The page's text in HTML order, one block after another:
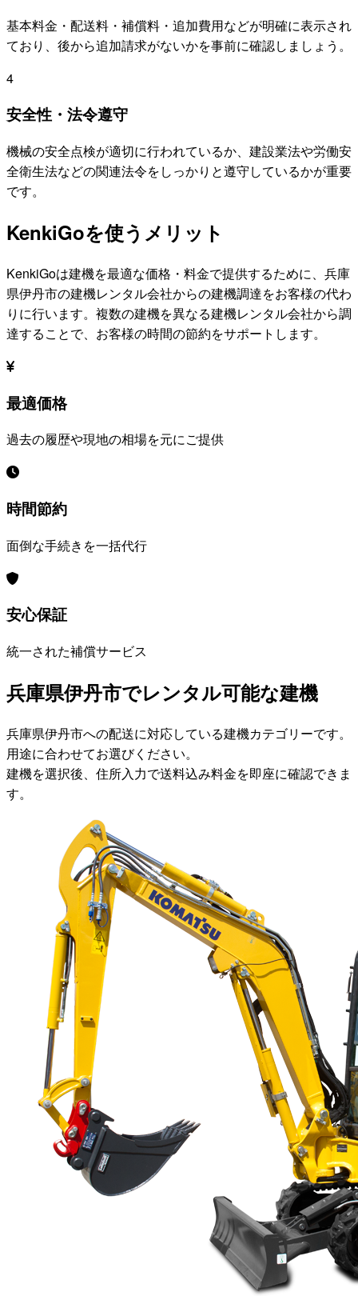
基本料金・配送料・補償料・追加費用などが明確に表示され
ており、後から追加請求がないかを事前に確認しましょう。
4
安全性・法令遵守
機械の安全点検が適切に行われているか、建設業法や労働安
全衛生法などの関連法令をしっかりと遵守しているかが重要
です。
KenkiGoを使うメリット
KenkiGoは建機を最適な価格・料金で提供するために、 兵庫
県伊丹市の建機レンタル会社からの建機調達をお客様の代わ
りに行います。複数の建機を異なる建機レンタル会社から調
達することで、お客様の時間の節約をサポートします。
最適価格
過去の履歴や現地の相場を元にご提供
時間節約
面倒な手続きを一括代行
安心保証
統一された補償サービス
兵庫県伊丹市でレンタル可能な建機
兵庫県伊丹市への配送に対応している建機カテゴリーです。
用途に合わせてお選びください。
建機を選択後、住所入力で送料込み料金を即座に確認できま
す。